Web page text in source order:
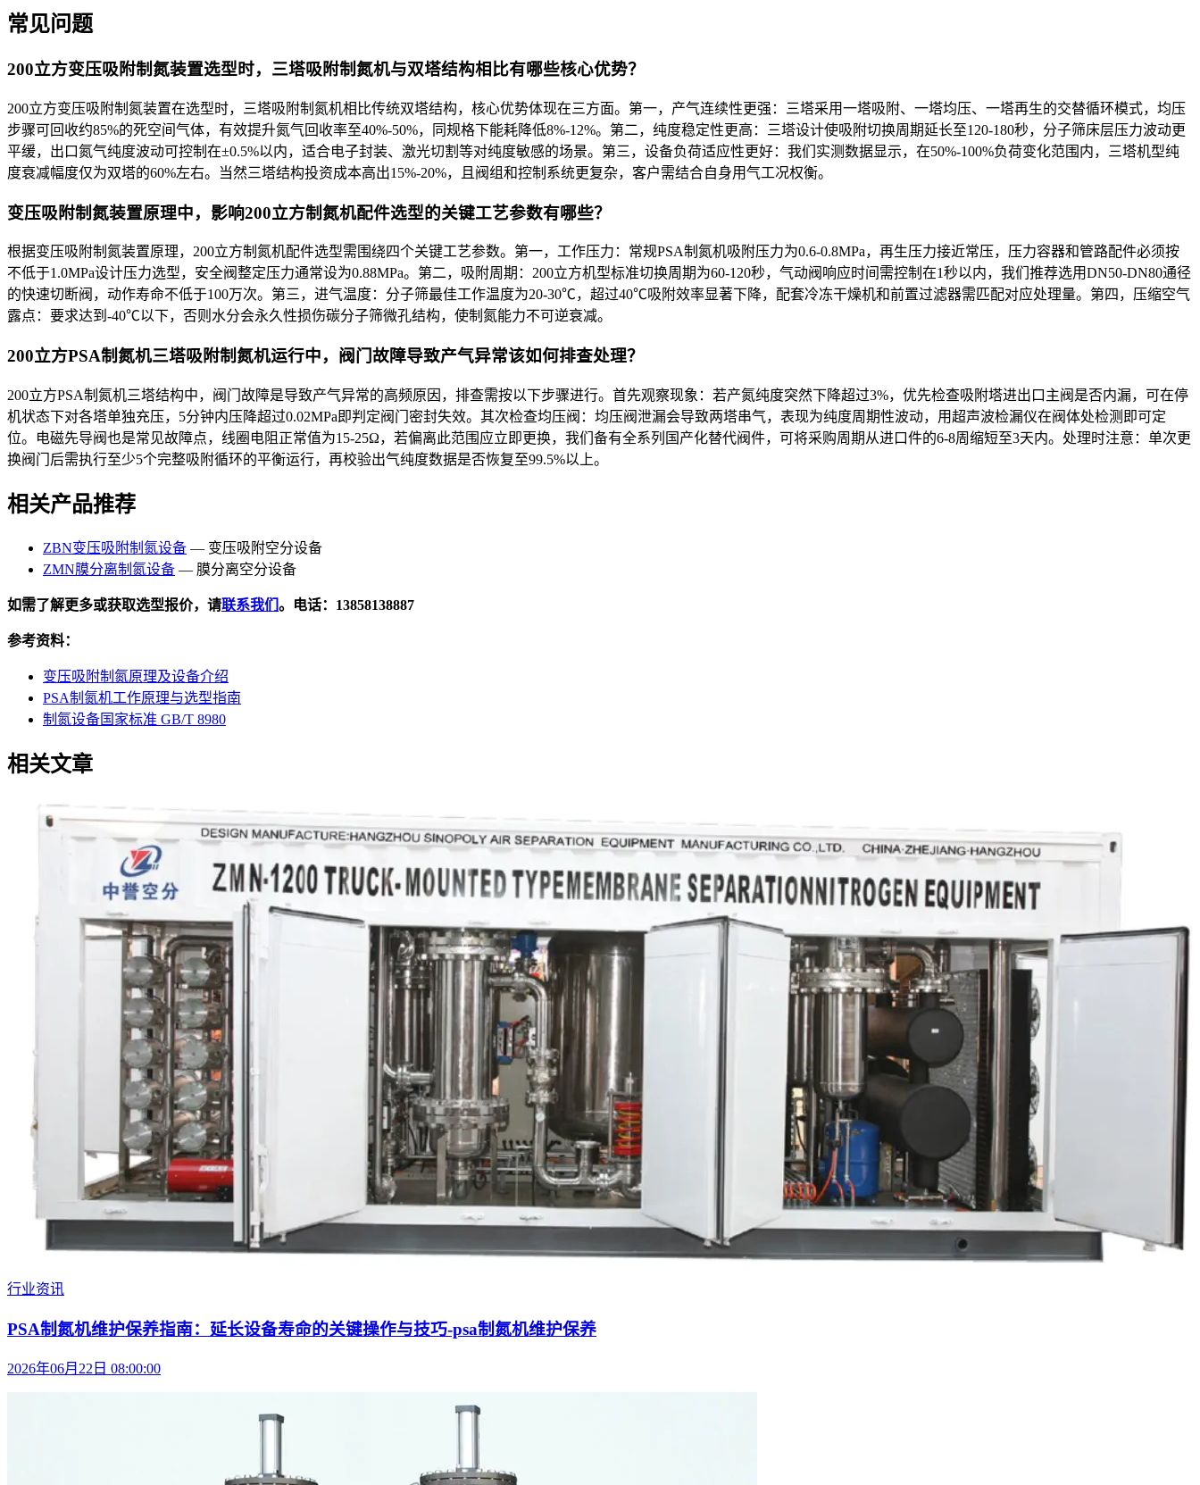
常见问题
200立方变压吸附制氮装置选型时，三塔吸附制氮机与双塔结构相比有哪些核心优势？
200立方变压吸附制氮装置在选型时，三塔吸附制氮机相比传统双塔结构，核心优势体现在三方面。第一，产气连续性更强：三塔采用一塔吸附、一塔均压、一塔再生的交替循环模式，均压
步骤可回收约85%的死空间气体，有效提升氮气回收率至40%-50%，同规格下能耗降低8%-12%。第二，纯度稳定性更高：三塔设计使吸附切换周期延长至120-180秒，分子筛床层压力波动更
平缓，出口氮气纯度波动可控制在±0.5%以内，适合电子封装、激光切割等对纯度敏感的场景。第三，设备负荷适应性更好：我们实测数据显示，在50%-100%负荷变化范围内，三塔机型纯
度衰减幅度仅为双塔的60%左右。当然三塔结构投资成本高出15%-20%，且阀组和控制系统更复杂，客户需结合自身用气工况权衡。
变压吸附制氮装置原理中，影响200立方制氮机配件选型的关键工艺参数有哪些？
根据变压吸附制氮装置原理，200立方制氮机配件选型需围绕四个关键工艺参数。第一，工作压力：常规PSA制氮机吸附压力为0.6-0.8MPa，再生压力接近常压，压力容器和管路配件必须按
不低于1.0MPa设计压力选型，安全阀整定压力通常设为0.88MPa。第二，吸附周期：200立方机型标准切换周期为60-120秒，气动阀响应时间需控制在1秒以内，我们推荐选用DN50-DN80通径
的快速切断阀，动作寿命不低于100万次。第三，进气温度：分子筛最佳工作温度为20-30℃，超过40℃吸附效率显著下降，配套冷冻干燥机和前置过滤器需匹配对应处理量。第四，压缩空气
露点：要求达到-40℃以下，否则水分会永久性损伤碳分子筛微孔结构，使制氮能力不可逆衰减。
200立方PSA制氮机三塔吸附制氮机运行中，阀门故障导致产气异常该如何排查处理？
200立方PSA制氮机三塔结构中，阀门故障是导致产气异常的高频原因，排查需按以下步骤进行。首先观察现象：若产氮纯度突然下降超过3%，优先检查吸附塔进出口主阀是否内漏，可在停
机状态下对各塔单独充压，5分钟内压降超过0.02MPa即判定阀门密封失效。其次检查均压阀：均压阀泄漏会导致两塔串气，表现为纯度周期性波动，用超声波检漏仪在阀体处检测即可定
位。电磁先导阀也是常见故障点，线圈电阻正常值为15-25Ω，若偏离此范围应立即更换，我们备有全系列国产化替代阀件，可将采购周期从进口件的6-8周缩短至3天内。处理时注意：单次更
换阀门后需执行至少5个完整吸附循环的平衡运行，再校验出气纯度数据是否恢复至99.5%以上。
相关产品推荐
ZBN变压吸附制氮设备 — 变压吸附空分设备
ZMN膜分离制氮设备 — 膜分离空分设备
如需了解更多或获取选型报价，请联系我们 。电话：13858138887
参考资料：
变压吸附制氮原理及设备介绍
PSA制氮机工作原理与选型指南
制氮设备国家标准 GB/T 8980
相关文章
行业资讯
PSA制氮机维护保养指南：延长设备寿命的关键操作与技巧-psa制氮机维护保养
2026年06月22日 08:00:00